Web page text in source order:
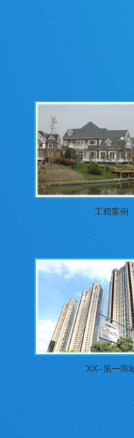
工程案例
XX--第一商